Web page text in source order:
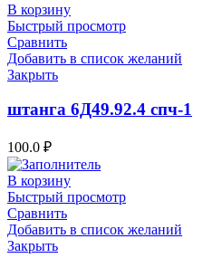
В корзину
Быстрый просмотр
Сравнить
Добавить в список желаний
Закрыть
штанга 6Д49.92.4 спч-1
100.0 ₽
В корзину
Быстрый просмотр
Сравнить
Добавить в список желаний
Закрыть